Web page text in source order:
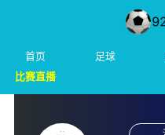
首页 足球
比赛直播